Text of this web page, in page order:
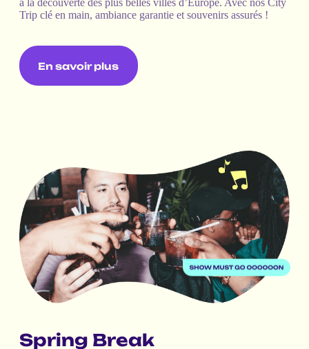
à la découverte des plus belles villes d’Europe. Avec nos City
Trip clé en main, ambiance garantie et souvenirs assurés !
En savoir plus
Spring Break